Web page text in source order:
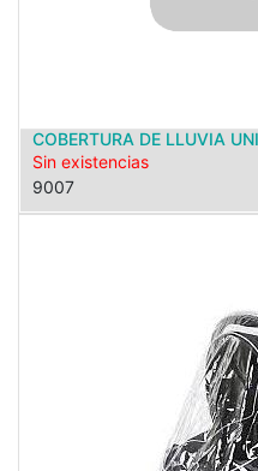
COBERTURA DE LLUVIA
Sin existencias
9007